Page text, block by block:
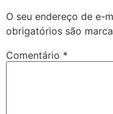
O seu endereço de e-
obrigatórios são
Comentário *